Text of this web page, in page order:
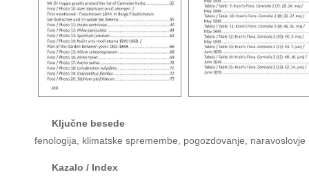
Ključne besede
fenologija, klimatske spremembe, pogozdovanje, naravoslovje
Kazalo / Index